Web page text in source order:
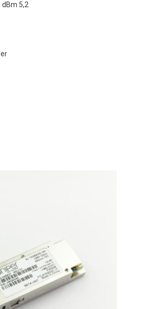
5,2